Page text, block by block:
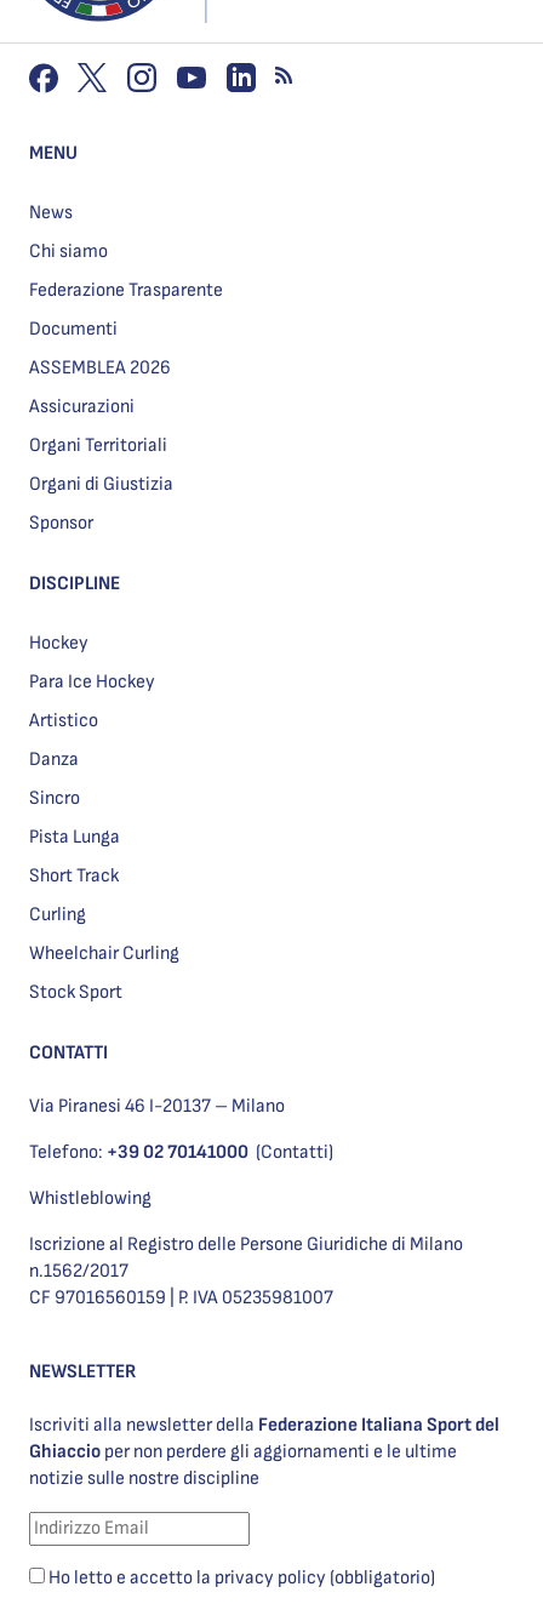
MENU
News
Chi siamo
Federazione Trasparente
Documenti
ASSEMBLEA 2026
Assicurazioni
Organi Territoriali
Organi di Giustizia
Sponsor
DISCIPLINE
Hockey
Para Ice Hockey
Artistico
Danza
Sincro
Pista Lunga
Short Track
Curling
Wheelchair Curling
Stock Sport
CONTATTI
Via Piranesi 46 I-20137 – Milano
Telefono: +39 02 70141000 (Contatti)
Whistleblowing
Iscrizione al Registro delle Persone Giuridiche di Milano
n.1562/2017
CF 97016560159 | P. IVA 05235981007
NEWSLETTER
Iscriviti alla newsletter della Federazione Italiana Sport del
Ghiaccio per non perdere gli aggiornamenti e le ultime
notizie sulle nostre discipline
Ho letto e accetto la privacy policy (obbligatorio)